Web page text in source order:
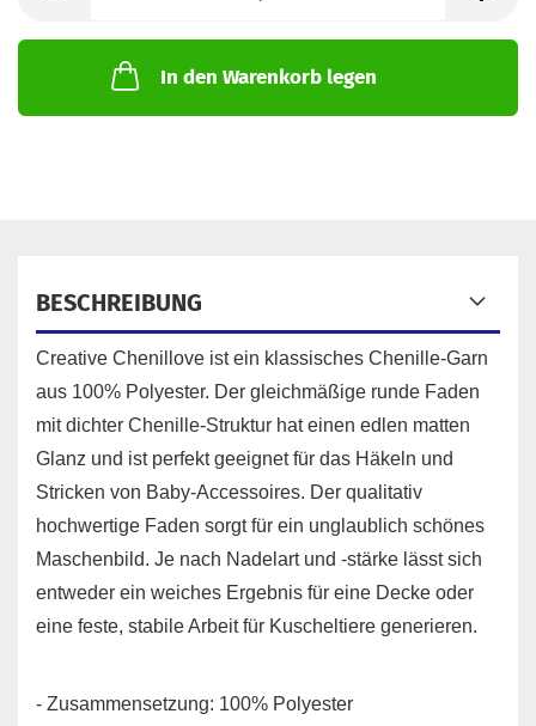
In den Warenkorb legen
BESCHREIBUNG
Creative Chenillove ist ein klassisches Chenille-Garn
aus 100% Polyester. Der gleichmäßige runde Faden
mit dichter Chenille-Struktur hat einen edlen matten
Glanz und ist perfekt geeignet für das Häkeln und
Stricken von Baby-Accessoires. Der qualitativ
hochwertige Faden sorgt für ein unglaublich schönes
Maschenbild. Je nach Nadelart und -stärke lässt sich
entweder ein weiches Ergebnis für eine Decke oder
eine feste, stabile Arbeit für Kuscheltiere generieren.
- Zusammensetzung: 100% Polyester